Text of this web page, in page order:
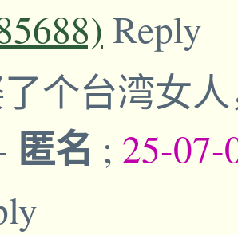
Reply
个台湾女
匿名 ; 25-